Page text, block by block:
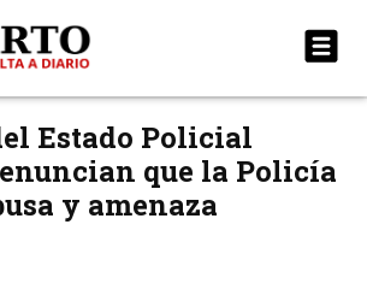
Estado Policial
que la Policía
y amenaza